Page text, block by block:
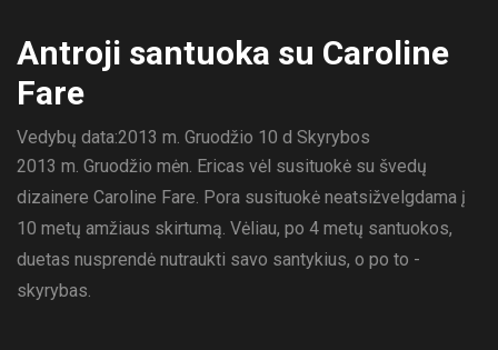
Antroji santuoka su Caroline
Fare
Vedybų data:2013 m. Gruodžio 10 d Skyrybos
2013 m. Gruodžio mėn. Ericas vėl susituokė su švedų
dizainere Caroline Fare. Pora susituokė neatsižvelgdama į
10 metų amžiaus skirtumą. Vėliau, po 4 metų santuokos,
duetas nusprendė nutraukti savo santykius, o po to -
skyrybas.